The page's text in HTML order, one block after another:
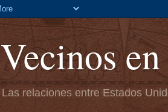
Vecinos
Las relaciones entre Estados